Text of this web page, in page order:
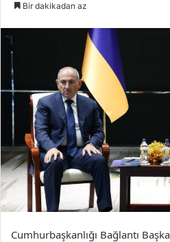
göndermek
Bir dakikadan az
Cumhurbaşkanlığı Bağlantı